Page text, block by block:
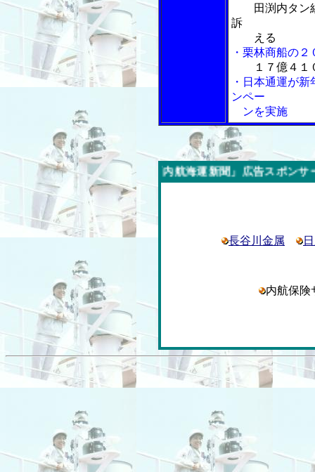
田渕内タン
訴
える
・栗林商船の
１７億４１
・日本通運が
ンペー
ンを実施
今週の「内航海運新聞」広告スポンサー企業
長谷川金属
内航保